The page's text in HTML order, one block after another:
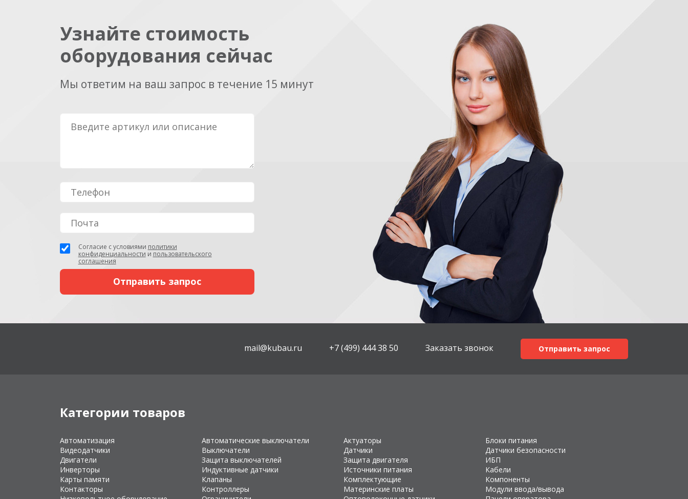
Узнайте стоимость
оборудования сейчас
Мы ответим на ваш запрос в течение 15 минут
Согласие с условиями политики
конфиденциальности и пользовательского
соглашения
mail@kubau.ru +7 (499) 444 38 50 Заказать звонок Отправить запрос
Категории товаров
Автоматизация Автоматические выключатели Актуаторы
Блоки питания
Видеодатчики
Выключатели Датчики
Датчики безопасности
Двигатели
Защита выключателей Защита двигателя
ИБП
Инверторы
Индуктивные датчики Источники питания
Кабели
Карты памяти
Клапаны Комплектующие
Компоненты
Контакторы
Контроллеры Материнские платы
Модули ввода/вывода